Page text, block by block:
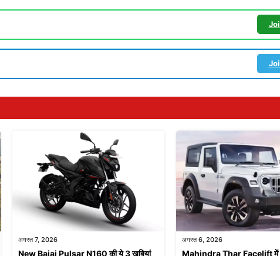
अगस्त 7, 2026
New Bajaj Pulsar N160 की ये 3 खूबियां
अगस्त 6, 2026
Mahindra Thar Facelift में